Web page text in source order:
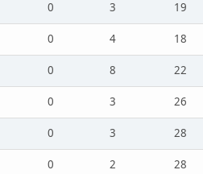
0 3
19
0 4
18
0 8
22
0 3
26
0 3
28
0 2 28